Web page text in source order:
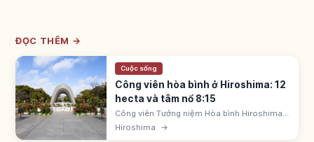
ĐỌC THÊM →
Cuộc sống
Công viên hòa bình ở Hiroshima: 12
hecta và tâm nổ 8:15
Công viên Tưởng niệm Hòa bình Hiroshima
rộng 12 hecta gần tâm nổ ngày 6/8/1945 lúc
Hiroshima →